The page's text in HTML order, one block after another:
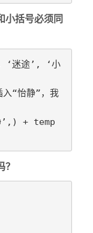
小括号必须同
‘迷途’, ‘小
“怡静”，我
+ temp